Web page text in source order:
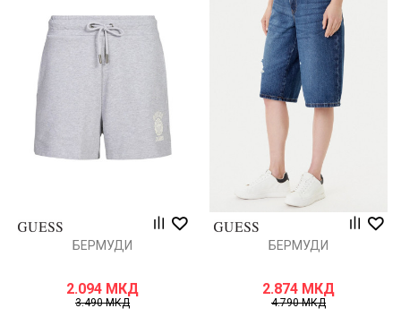
БЕРМУДИ
2.094 МКД
3.490МКД
БЕРМУДИ
2.874 МКД
4.790МКД